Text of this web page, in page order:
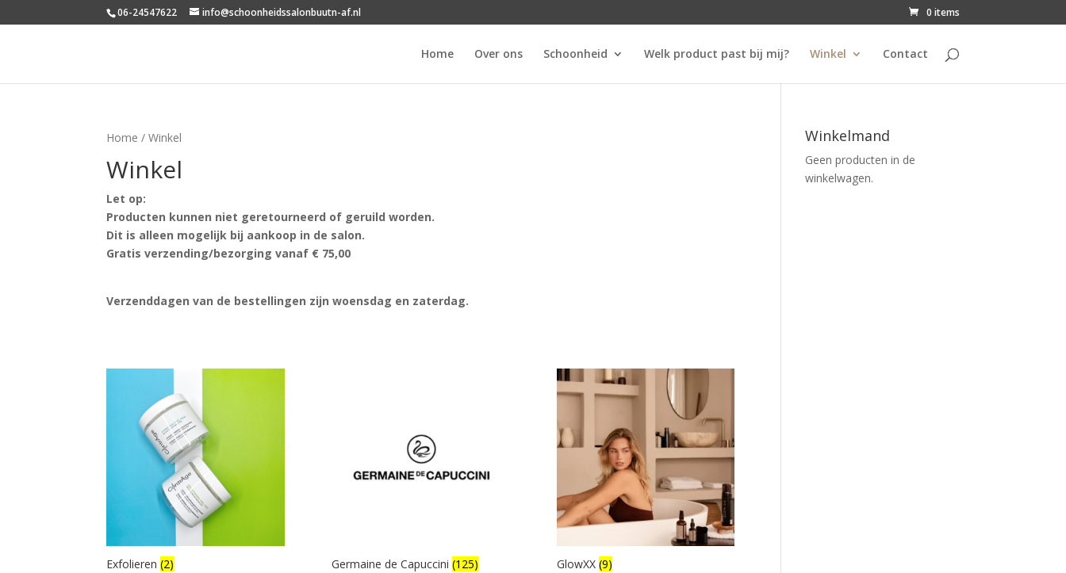
06-24547622 info@schoonheidssalonbuutn-af.nl 0 items
Home Over ons Schoonheid Welk product past bij mij? Winkel Contact
Home / Winkel
Winkel
Let op:
Producten kunnen niet geretourneerd of geruild worden.
Dit is alleen mogelijk bij aankoop in de salon.
Gratis verzending/bezorging vanaf € 75,00
Verzenddagen van de bestellingen zijn woensdag en zaterdag.
Exfolieren(2) Germaine de Capuccini (125) GlowXX (9)
Winkelmand
Geen producten in de
winkelwagen.